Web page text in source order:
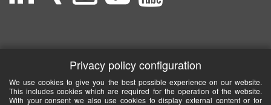
Privacy policy configuration
We use cookies to give you the best possible experience on our website.
This includes cookies which are required for the operation of the website.
With your consent we also use cookies to display external content or for